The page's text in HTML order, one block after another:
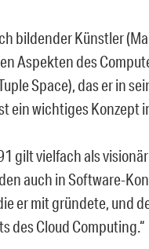
bildender Künstler
Aspekten des
Space), das er in
ein wichtiges Konzept
gilt vielfach als
auch in Software-
er mit gründete, und
des Cloud Computing.“